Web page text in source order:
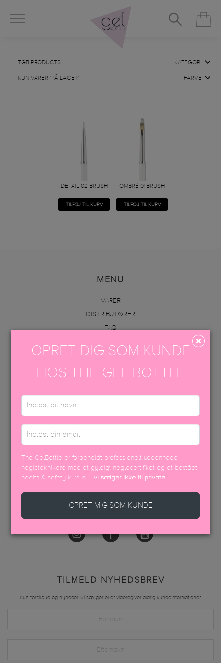
TGB PRODUCTS
KUN VARER "PÅ LAGER"
KATEGORI
FARVE
DETAIL 02 BRUSH
TILFØJ TIL KURV
OMBRÉ 01 BRUSH
TILFØJ TIL KURV
MENU
VARER
DISTRIBUTØRER
FAQ
AKADEMI
KONTAKT OS
info@thegelbottle.dk
Femmeunique,
Skalhuse 10
9240, Nibe
FØLG OS
TILMELD NYHEDSBREV
Kun for tilbud og nyheder. Vi sælger eller videregiver aldrig kundeinformationer.
OPRET DIG SOM KUNDE
HOS THE GEL BOTTLE
The GelBottle er forbeholdt professionelt uddannede
negleteknikere med et gyldigt neglecertifikat og et bestået
health & safety-kursus –vi sælger ikke til private.
OPRET MIG SOM KUNDE